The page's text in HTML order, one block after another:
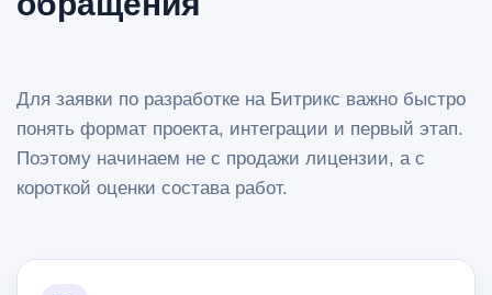
Для заявки по разработке на Битрикс важно быстро
понять формат проекта, интеграции и первый этап.
Поэтому начинаем не с продажи лицензии, а с
короткой оценки состава работ.